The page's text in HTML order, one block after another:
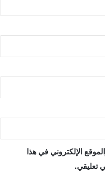
الإلكتروني في هذا
تعليقي.